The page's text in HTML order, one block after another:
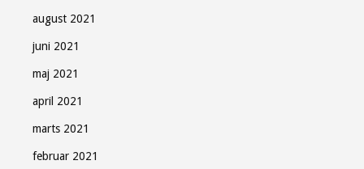
august 2021
juni 2021
maj 2021
april 2021
marts 2021
februar 2021